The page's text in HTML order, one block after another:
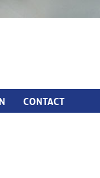
CONTACT